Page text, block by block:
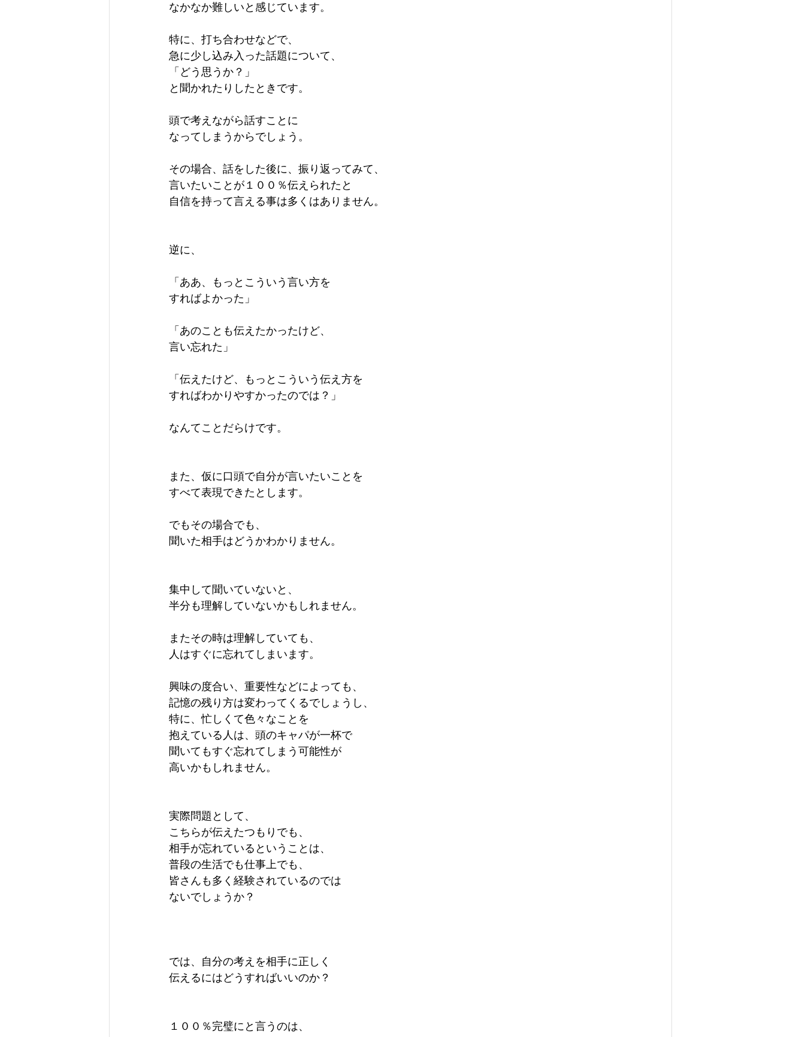
なかなか難しいと感じています。
特に、打ち合わせなどで、
急に少し込み入った話題について、
「どう思うか？」
と聞かれたりしたときです。
頭で考えながら話すことに
なってしまうからでしょう。
その場合、話をした後に、振り返ってみて、
言いたいことが１００％伝えられたと
自信を持って言える事は多くはありません。
逆に、
「ああ、もっとこういう言い方を
すればよかった」
「あのことも伝えたかったけど、
言い忘れた」
「伝えたけど、もっとこういう伝え方を
すればわかりやすかったのでは？」
なんてことだらけです。
また、仮に口頭で自分が言いたいことを
すべて表現できたとします。
でもその場合でも、
聞いた相手はどうかわかりません。
集中して聞いていないと、
半分も理解していないかもしれません。
またその時は理解していても、
人はすぐに忘れてしまいます。
興味の度合い、重要性などによっても、
記憶の残り方は変わってくるでしょうし、
特に、忙しくて色々なことを
抱えている人は、頭のキャパが一杯で
聞いてもすぐ忘れてしまう可能性が
高いかもしれません。
実際問題として、
こちらが伝えたつもりでも、
相手が忘れているということは、
普段の生活でも仕事上でも、
皆さんも多く経験されているのでは
ないでしょうか？
では、自分の考えを相手に正しく
伝えるにはどうすればいいのか？
１００％完璧にと言うのは、